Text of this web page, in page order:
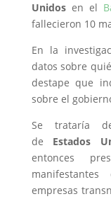
Unidosen el
fallecieron 10
En la
datos sobre
destape que
sobre el
Se trataría
de Estados
entonces
empresas